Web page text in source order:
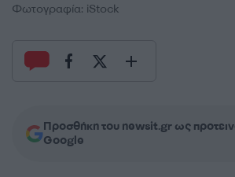
Φωτογραφία: iStock
Προσθήκη του newsit.gr ως
Google